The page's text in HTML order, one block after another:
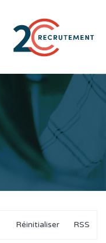
Réinitialiser RSS